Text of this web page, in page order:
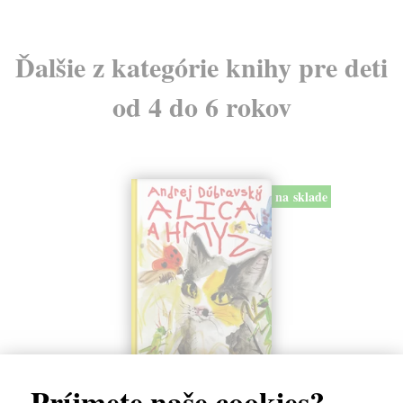
Ďalšie z kategórie knihy pre deti
od 4 do 6 rokov
na sklade